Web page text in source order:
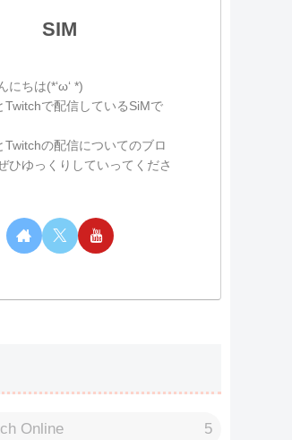
SIM
にちは(*‘ω‘ *)
Twitchで配信しているSiMで
Twitchの配信についてのブロ
ひゆっくりしていってくださ
Online 5